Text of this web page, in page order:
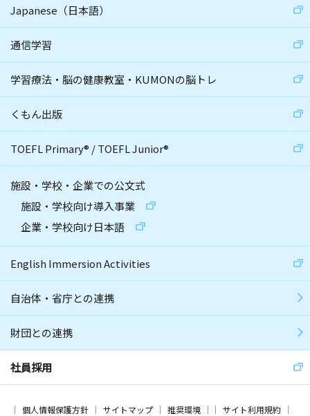
Japanese（日本語）
通信学習
学習療法・脳の健康教室・KUMONの脳トレ
くもん出版
TOEFL Primary® /TOEFL Junior®
施設・学校・企業での公文式
施設・学校向け導入事業
企業・学校向け日本語
English Immersion Activities
自治体・省庁との連携
財団との連携
社員採用
個人情報保護方針 サイトマップ 推奨環境 サイト利用規約